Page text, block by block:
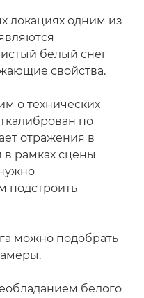
локациях одним из
белый снег
свойства.
о технических
по
отражения в
в рамках сцены
подстроить
можно подобрать
белого